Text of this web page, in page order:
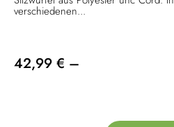
verschiedenen...
42,99 € –